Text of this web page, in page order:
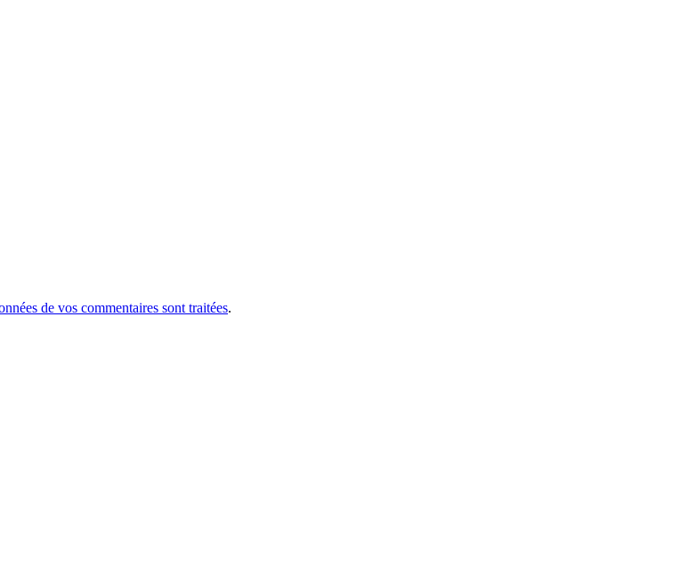
de vos commentaires sont traitées.